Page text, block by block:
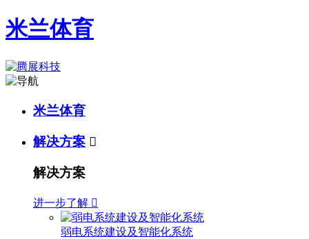
米兰体育
米兰体育
解决方案 
解决方案
进一步了解 
弱电系统建设及智能化系统